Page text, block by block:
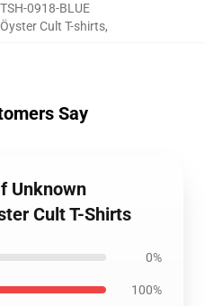
0918-BLUE
Cult T-shirts,
Say
Unknown
Cult T-Shirts
0%
100%